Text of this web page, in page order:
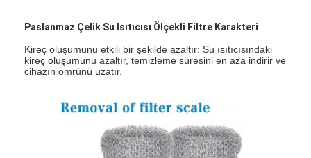
Paslanmaz Çelik Su Isıtıcısı Ölçekli Filtre Karakteri
Kireç oluşumunu etkili bir şekilde azaltır: Su ısıtıcısındaki
kireç oluşumunu azaltır, temizleme süresini en aza indirir ve
cihazın ömrünü uzatır.